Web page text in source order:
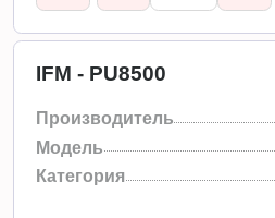
IFM - PU8500
Производитель
Модель
Категория